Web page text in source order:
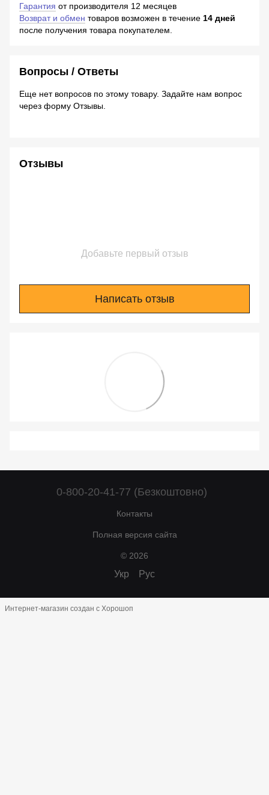
Гарантия от производителя 12 месяцев
Возврат и обмен товаров возможен в течение 14 дней
после получения товара покупателем.
Вопросы / Ответы
Еще нет вопросов по этому товару. Задайте нам вопрос
через форму Отзывы.
Отзывы
Добавьте первый отзыв
Написать отзыв
0-800-20-41-77 (Безкоштовно)
Контакты
Полная версия сайта
© 2026
Укр Рус
Интернет-магазин создан с Хорошоп